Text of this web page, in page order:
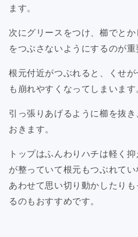
ます。
次にグリースをつけ、櫛でと
をつぶさないようにするのが重
根元付近がつぶれると、くせ
も崩れやすくなってしまいます
引っ張りあげるように櫛を抜
おきます。
トップはふんわりハチは軽く
が整っていて根元もつぶれて
あわせて思い切り動かしたり
るのもおすすめです。